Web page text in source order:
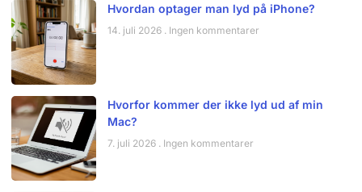
Hvordan optager man lyd på iPhone?
14. juli 2026 Ingen kommentarer
Hvorfor kommer der ikke lyd ud af min
Mac?
7. juli 2026 Ingen kommentarer